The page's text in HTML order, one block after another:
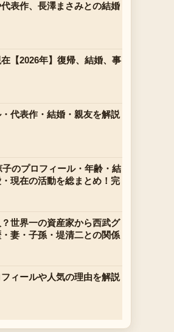
表作、長澤まさみとの結婚
【2026年】復帰、結婚、事
代表作・結婚・親友を解説
子のプロフィール・年齢・結
現在の活動を総まとめ！完
世界一の資産家から西武グ
妻・子孫・堤清二との関係
ィールや人気の理由を解説